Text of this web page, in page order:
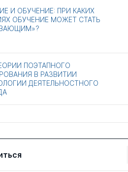
И ОБУЧЕНИЕ: ПРИ КАКИХ
ОБУЧЕНИЕ МОЖЕТ СТАТЬ
ПОЭТАПНОГО
В РАЗВИТИИ
ДЕЯТЕЛЬНОСТНОГО